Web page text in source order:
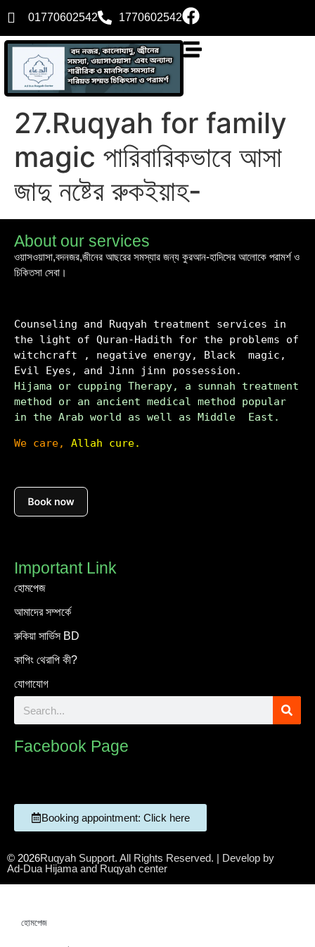
01770602542 1770602542
27.Ruqyah for family
magic পারিবারিকভাবে আসা
জাদু নষ্টের রুকইয়াহ-
About our services
ওয়াসওয়াসা,বদনজর,জীনের আছরের সমস্যার জন্য কুরআন-হাদিসের আলোকে পরামর্শ ও
চিকিতসা সেবা।
Counseling and Ruqyah treatment services in
the light of Quran-Hadith for the problems of
witchcraft , negative energy, Black  magic,
Evil Eyes, and Jinn jinn possession.
Hijama or cupping Therapy, a sunnah treatment
method or an ancient medical method popular
in the Arab world as well as Middle  East.
We care, Allah cure.
Important Link
হোমপেজ
আমাদের সম্পর্কে
রুকিয়া সার্ভিস BD
কাপিং থেরাপি কী?
যোগাযোগ
Facebook Page
Booking appointment: Click here
© 2026Ruqyah Support. All Rights Reserved. | Develop by
Ad-Dua Hijama and Ruqyah center
হোমপেজ